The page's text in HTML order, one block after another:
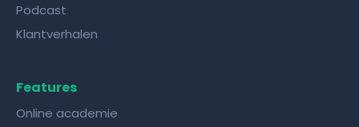
Podcast
Klantverhalen
Features
Online academie